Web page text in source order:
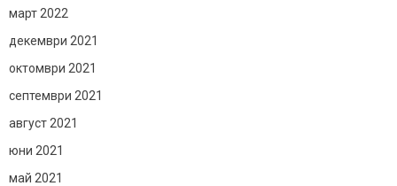
март 2022
декември 2021
октомври 2021
септември 2021
август 2021
юни 2021
май 2021